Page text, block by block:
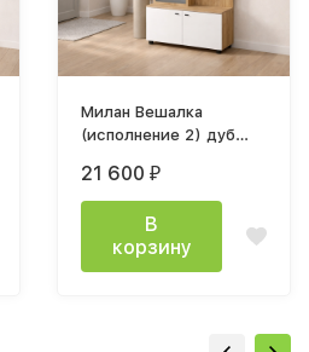
Милан Вешалка
(исполнение 2) дуб
матовый
21 600 ₽
В
корзину